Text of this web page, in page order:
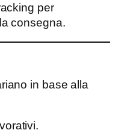
per
consegna.
in base alla